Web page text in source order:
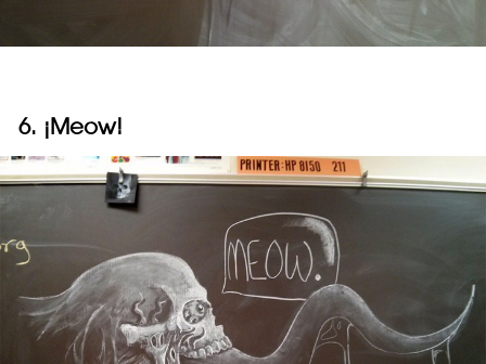
6. ¡Meow!